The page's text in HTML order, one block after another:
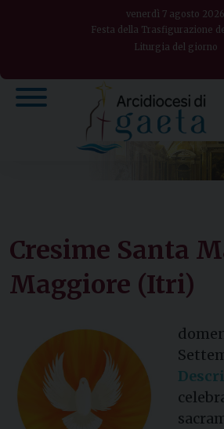
venerdì 7 agosto 2026
Festa della Trasfigurazione
Liturgia del giorno
Cresime Santa
Maggiore (Itri)